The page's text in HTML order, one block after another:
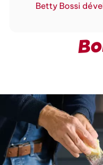
Betty Bossi